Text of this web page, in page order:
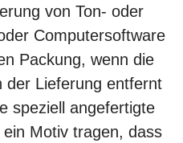
von Ton- oder
Computersoftware
Packung, wenn die
der Lieferung entfernt
speziell angefertigte
Motiv tragen, dass